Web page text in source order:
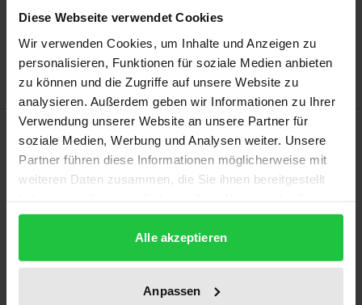
Diese Webseite verwendet Cookies
Wir verwenden Cookies, um Inhalte und Anzeigen zu
personalisieren, Funktionen für soziale Medien anbieten
zu können und die Zugriffe auf unsere Website zu
analysieren. Außerdem geben wir Informationen zu Ihrer
Verwendung unserer Website an unsere Partner für
soziale Medien, Werbung und Analysen weiter. Unsere
Partner führen diese Informationen möglicherweise mit
weiteren Daten zusammen, die Sie ihnen bereitgestellt
gesammelt haben.
Alle akzeptieren
Anpassen
Zur Wunschliste hinzufügen
Hinweise zu Versandkosten
Beschreibung
Wie sollten öffentliche Auftraggeber das
für recht- und zweckmäßigere Entscheidungen rund
um das Wertungssystem. Sie bestimmt u.a. die
Reichweite der Ex-ante-Bekanntmachungspflicht seit